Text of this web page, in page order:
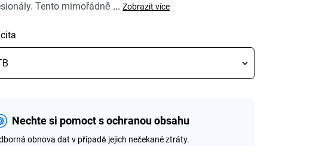
Tento mimořádně ... Zobrazit více
Nechte si pomoct s ochranou obsahu
obnova dat v případě jejich nečekané ztráty.